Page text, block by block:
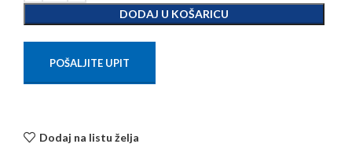
DODAJ U KOŠARICU
POŠALJITE UPIT
Dodaj na listu želja